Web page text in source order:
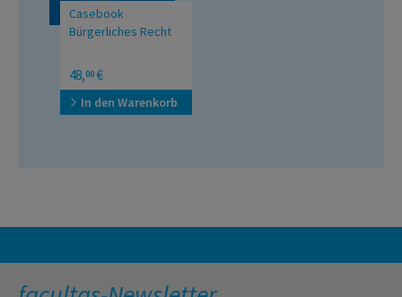
Casebook
Bürgerliches Recht
Über 700 aktuelle Fälle,
Fragen und
prüfungsrelevante
Entscheidungen
48,00 €
In den Warenkorb